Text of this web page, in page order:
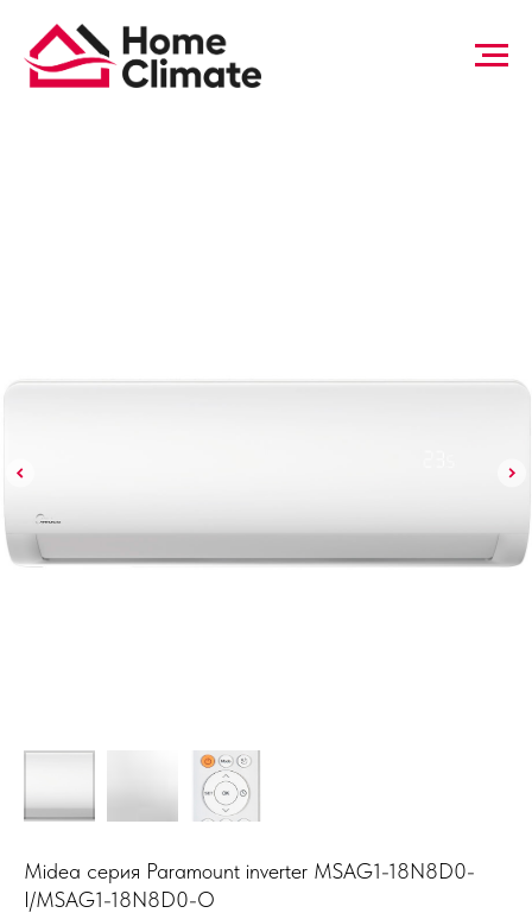
Midea серия Paramount inverter MSAG1-18N8D0-
I/MSAG1-18N8D0-O